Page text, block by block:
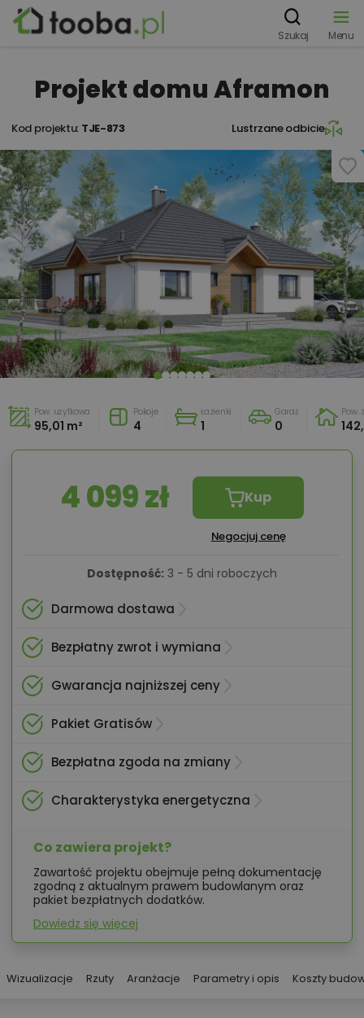
Szukaj Menu
Projekt domu Aframon
Kod projektu: TJE-873 Lustrzane odbicie
Pow. użytkowa
95,01 m²
Pokoje
4
Łazienki
1
Garaż
0
Pow.
4 099 zł Kup
Negocjuj cenę
Dostępność: 3 - 5 dni roboczych
Darmowa dostawa
Bezpłatny zwrot i wymiana
Gwarancja najniższej ceny
Pakiet Gratisów
Bezpłatna zgoda na zmiany
Charakterystyka energetyczna
Co zawiera projekt?
Zawartość projektu obejmuje pełną dokumentację
zgodną z aktualnym prawem budowlanym oraz
pakiet bezpłatnych dodatków.
Dowiedz się więcej
Wizualizacje Rzuty Aranżacje Parametry i opis Koszty